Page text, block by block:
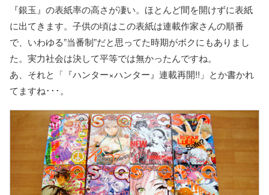
『銀玉』の表紙率の高さが凄い。ほとんど間を開けずに表紙
に出てきます。子供の頃はこの表紙は連載作家さんの順番
で、いわゆる”当番制”だと思ってた時期がボクにもありまし
た。実力社会は決して平等では無かったんですね。
あ、それと「『ハンター×ハンター』連載再開!!」とか書かれ
てますね･･･。